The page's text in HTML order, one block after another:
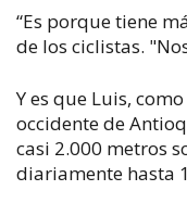
“Es porque tiene
de los ciclistas.
Y es que Luis,
occidente de
casi 2.000 metros
diariamente hasta